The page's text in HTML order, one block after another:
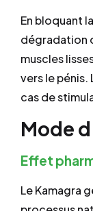
En bloquant
dégradation
muscles
vers le pénis.
cas de
Mode
Effet
Le Kamagra